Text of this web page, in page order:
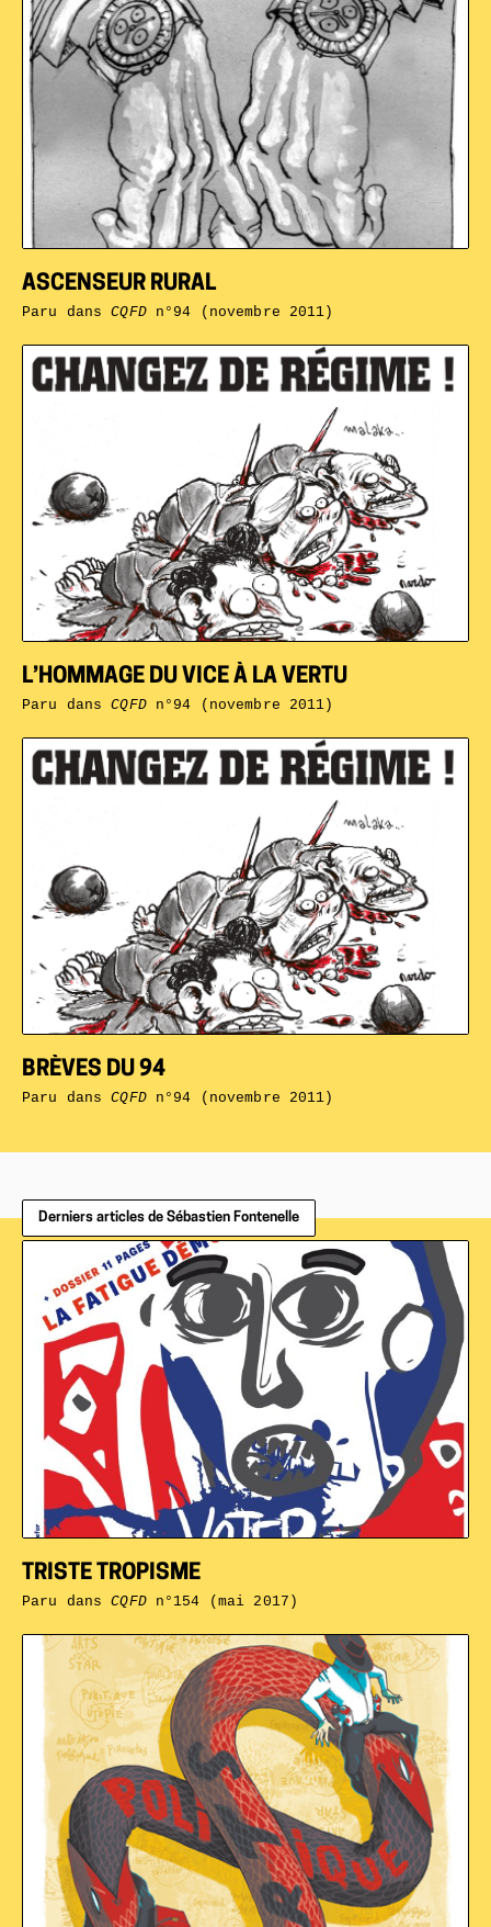
BRÈVES DU 94
Paru dansCQFDn°94 (novembre 2011)
L’HOMMAGE DU VICE À LA VERTU
Paru dansCQFDn°94 (novembre 2011)
ASCENSEUR RURAL
Paru dansCQFDn°94 (novembre 2011)
Derniers articles de Sébastien Fontenelle
TRISTE TROPISME
Paru dansCQFDn°154 (mai 2017)